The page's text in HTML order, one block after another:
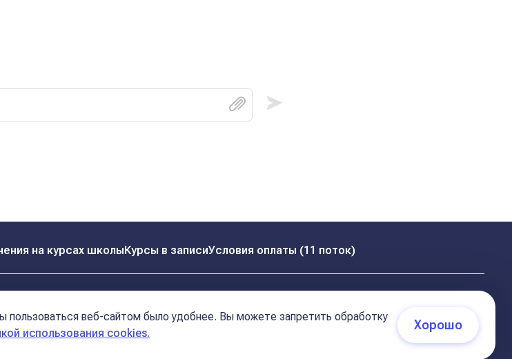
на курсах школыКурсы в записиУсловия оплаты (11 поток)
Политика конфиденциальности Договор оферта (соглашение)
веб-сайтом было удобнее. Вы можете запретить обработку
использования cookies.
Хорошо